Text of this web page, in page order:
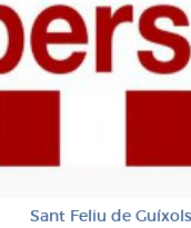
Sant Feliu de Guíxols